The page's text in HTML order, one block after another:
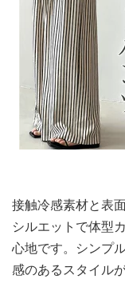
接触冷感素材と表
シルエットで体型
心地です。シンプ
感のあるスタイル